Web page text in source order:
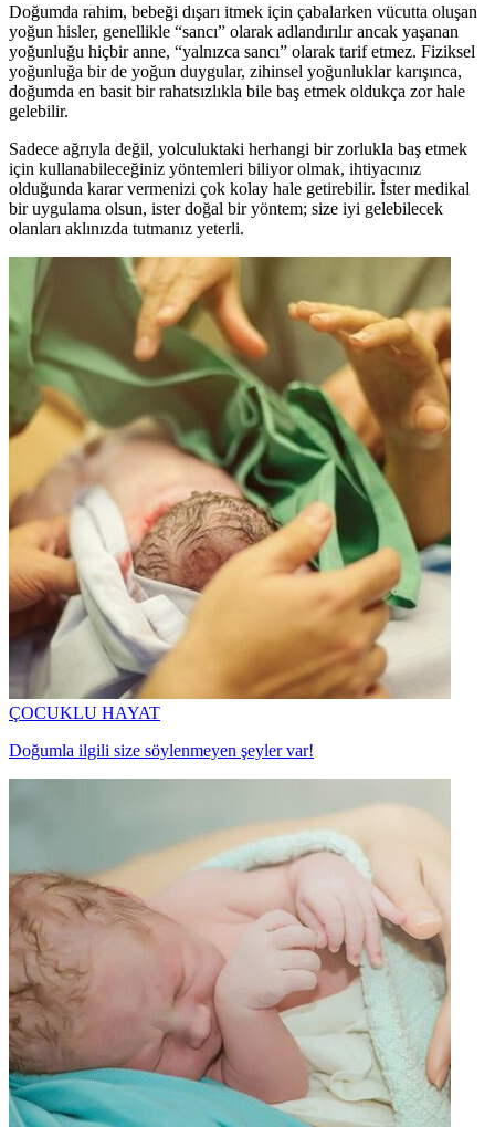
Doğumda rahim, bebeği dışarı itmek için çabalarken vücutta oluşan
yoğun hisler, genellikle “sancı” olarak adlandırılır ancak yaşanan
yoğunluğu hiçbir anne, “yalnızca sancı” olarak tarif etmez. Fiziksel
yoğunluğa bir de yoğun duygular, zihinsel yoğunluklar karışınca,
doğumda en basit bir rahatsızlıkla bile baş etmek oldukça zor hale
gelebilir.
Sadece ağrıyla değil, yolculuktaki herhangi bir zorlukla baş etmek
için kullanabileceğiniz yöntemleri biliyor olmak, ihtiyacınız
olduğunda karar vermenizi çok kolay hale getirebilir. İster medikal
bir uygulama olsun, ister doğal bir yöntem; size iyi gelebilecek
olanları aklınızda tutmanız yeterli.
ÇOCUKLU HAYAT
Doğumla ilgili size söylenmeyen şeyler var!